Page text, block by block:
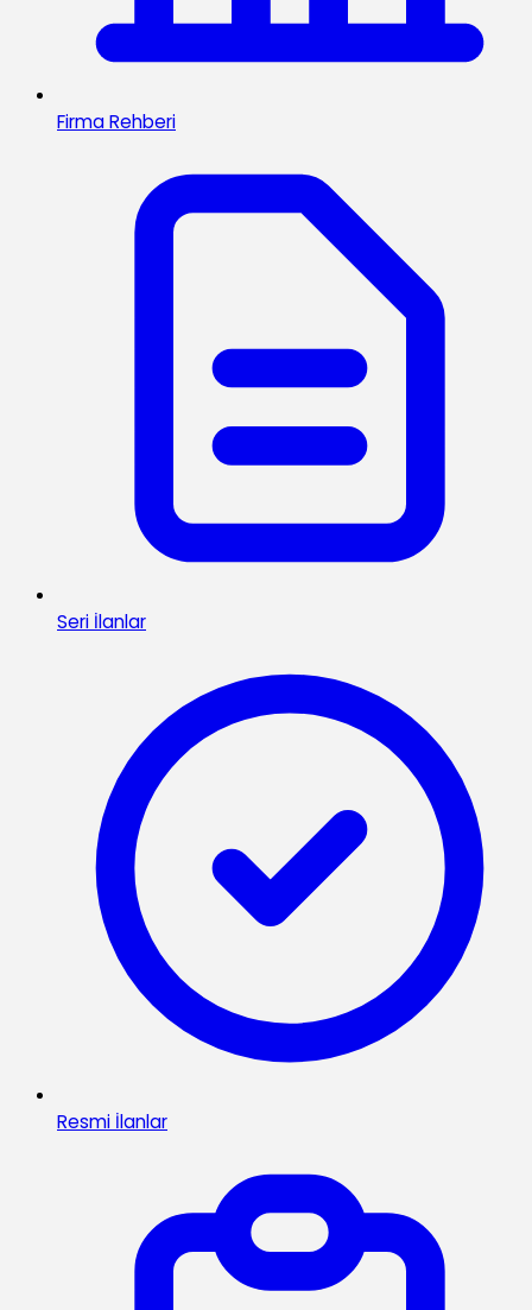
Firma Rehberi
Seri İlanlar
Resmi İlanlar